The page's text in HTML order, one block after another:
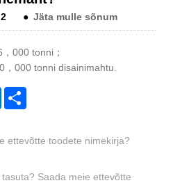
2 ● Jäta mulle sõnum
000 tonni；
，000 tonni disainimahtu.
LinkedIn
ettevõtte toodete nimekirja?
Saada meie ettevõtte